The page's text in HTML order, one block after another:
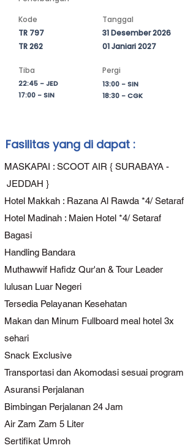
akan menikmati perjalanan yang aman,
nyaman, dan berkualitas sejak
keberangkatan hingga kembali ke
Tanah Air. Seluruh rangkaian ibadah
Profesional dan Muthawif
Berpengalaman, sehingga setiap
ibadah dapat dilaksanakan dengan
Awali tahun dengan doa terbaik,
muhasabah diri, dan harapan baru di
hadapan Ka'bah. Jadikan pergantian
kalender, tetapi momentum untuk
membuka lembaran kehidupan yang
lebih baik, penuh keberkahan, serta
semakin dekat kepada Allah SWT.
Hisar Global Indonesia berkomitmen
menghadirkan perjalanan umroh yang
nyaman, aman, dan berkesan, sehingga
setiap langkah Para Tamu Allah menjadi
bersama keluarga tercinta.
Kode
TR 797
TR 262
Tanggal
31 Desember 2026
01 Janiari 2027
Tiba
22:45 - JED
17:00 - SIN
Pergi
13:00 - SIN
18:30 - CGK
Fasilitas yang di dapat :
MASKAPAI : SCOOT AIR { SURABAYA -
JEDDAH }
Hotel Makkah : Razana Al Rawda *4/ Setaraf
Hotel Madinah : Maien Hotel *4/ Setaraf
Bagasi
Handling Bandara
Muthawwif Hafidz Qur'an & Tour Leader
lulusan Luar Negeri
Tersedia Pelayanan Kesehatan
Makan dan Minum Fullboard meal hotel 3x
sehari
Snack Exclusive
Transportasi dan Akomodasi sesuai program
Asuransi Perjalanan
Bimbingan Perjalanan 24 Jam
Air Zam Zam 5 Liter
Sertifikat Umroh